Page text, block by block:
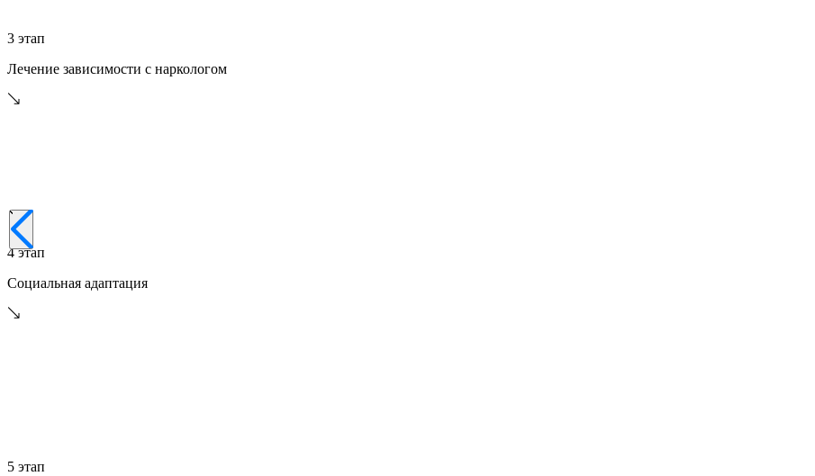
3 этап
Лечение зависимости с наркологом
4 этап
Социальная адаптация
5 этап